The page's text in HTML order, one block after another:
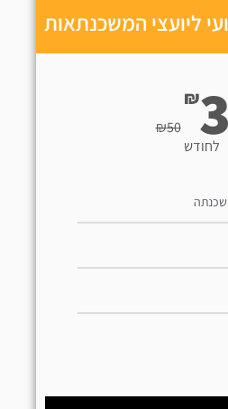
ליועצי המשכנתאות
₪50
₪
לחודש